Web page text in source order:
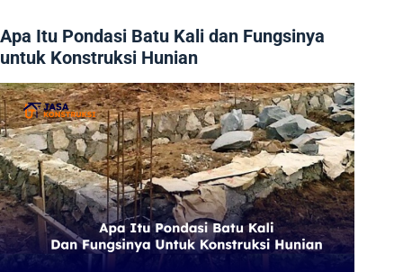
Apa Itu Pondasi Batu Kali dan Fungsinya
untuk Konstruksi Hunian